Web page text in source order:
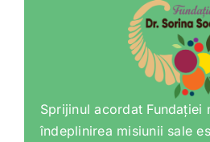
Sprijinul acordat Fundației
îndeplinirea misiunii sale